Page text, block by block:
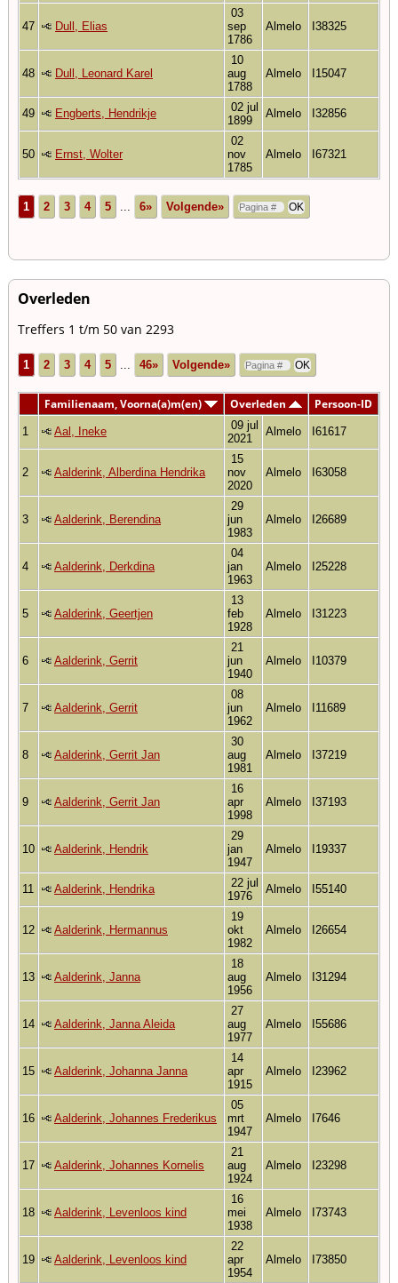
47 Dull, Elias
03
sep
1786
Almelo I38325
48 Dull, Leonard Karel
10
aug
1788
Almelo I15047
49 Engberts, Hendrikje
02 jul
1899
Almelo I32856
50 Ernst, Wolter
02
nov
1785
Almelo I67321
1 2 3 4 5 6» Volgende»
Overleden
Treffers 1 t/m 50 van 2293
1 2 3 4 5 46» Volgende»
Familienaam, Voorna(a)m(en) Overleden Persoon-ID
1 Aal, Ineke
09 jul
2021
Almelo I61617
2 Aalderink, Alberdina Hendrika
15
nov
2020
Almelo I63058
3 Aalderink, Berendina
29
jun
1983
Almelo I26689
4 Aalderink, Derkdina
04
jan
1963
Almelo I25228
5 Aalderink, Geertjen
13
feb
1928
Almelo I31223
6 Aalderink, Gerrit
21
jun
1940
Almelo I10379
7 Aalderink, Gerrit
08
jun
1962
Almelo I11689
8 Aalderink, Gerrit Jan
30
aug
1981
Almelo I37219
9 Aalderink, Gerrit Jan
16
apr
1998
Almelo I37193
10 Aalderink, Hendrik
29
jan
1947
Almelo I19337
11 Aalderink, Hendrika
22 jul
1976
Almelo I55140
12 Aalderink, Hermannus
19
okt
1982
Almelo I26654
13 Aalderink, Janna
18
aug
1956
Almelo I31294
14 Aalderink, Janna Aleida
27
aug
1977
Almelo I55686
15 Aalderink, Johanna Janna
14
apr
1915
Almelo I23962
16 Aalderink, Johannes Frederikus
05
mrt
1947
Almelo I7646
17 Aalderink, Johannes Kornelis
21
aug
1924
Almelo I23298
18 Aalderink, Levenloos kind
16
mei
1938
Almelo I73743
19 Aalderink, Levenloos kind
22
apr
1954
Almelo I73850